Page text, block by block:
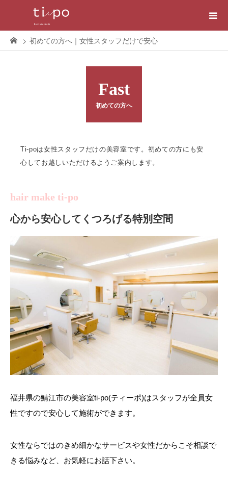
初めての方へ｜女性スタッフだけで安心
Fast
初めての方へ
hair make ti-po
心から安心してくつろげる特別空間
福井県の鯖江市の美容室ti-po(ティーポ)はスタッフが全員女
性ですので安心して施術ができます。
女性ならではのきめ細かなサービスや女性だからこそ相談で
きる悩みなど、お気軽にお話下さい。